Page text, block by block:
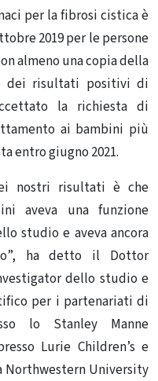
per la fibrosi cistica è
2019 per le persone
almeno una copia della
dei risultati positivi di
la richiesta di
ai bambini più
entro giugno 2021.
nostri risultati è che
aveva una funzione
studio e aveva ancora
ha detto il Dottor
dello studio e
per i partenariati di
lo Stanley Manne
Lurie Children’s e
Northwestern University